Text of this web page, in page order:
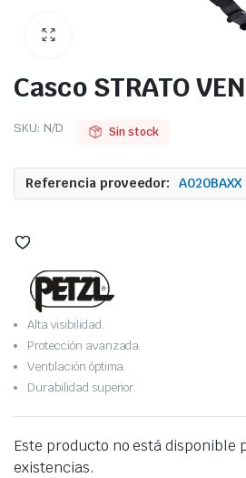
Casco STRATO
SKU: N/D Sin stock
Referencia proveedor: A020BAXX
Alta visibilidad.
Protección avanzada.
Ventilación óptima.
Durabilidad superior.
Este producto no está disponible
existencias.